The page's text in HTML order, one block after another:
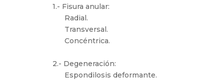
1.- Fisura anular:
Radial.
Transversal.
Concéntrica.
2.- Degeneración:
Espondilosis deformante.